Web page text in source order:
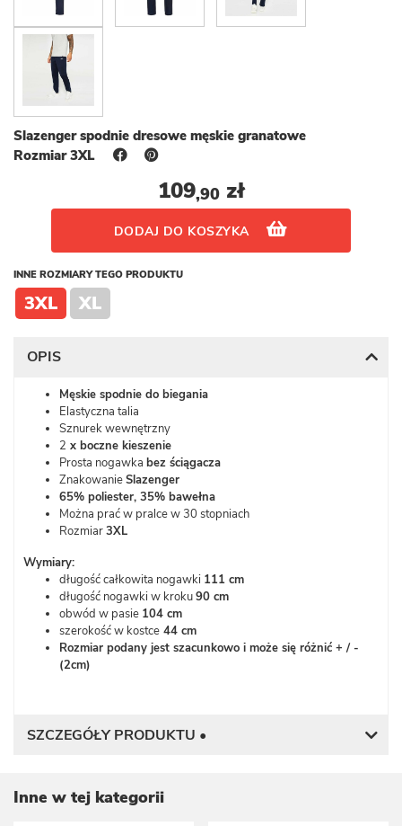
Slazenger spodnie dresowe męskie granatowe
Rozmiar 3XL
109,90zł
DODAJ DO KOSZYKA
INNE ROZMIARY TEGO PRODUKTU
3XL XL
OPIS
Męskie spodnie do biegania
Elastyczna talia
Sznurek wewnętrzny
2 x boczne kieszenie
Prosta nogawka bez ściągacza
ZnakowanieSlazenger
65% poliester, 35% bawełna
Można prać w pralce w 30 stopniach
Rozmiar3XL
Wymiary:
długość całkowita nogawki 111 cm
długość nogawki w kroku90 cm
obwód w pasie 104 cm
szerokość w kostce 44 cm
Rozmiar podany jest szacunkowo i może się różnić + / -
(2cm)
SZCZEGÓŁY PRODUKTU •
Inne w tej kategorii